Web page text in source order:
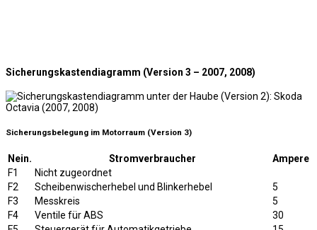
Sicherungskastendiagramm (Version 3 – 2007, 2008)
Sicherungsbelegung im Motorraum (Version 3)
Nein. Stromverbraucher
Ampere
F1
Nicht zugeordnet
F2
Scheibenwischerhebel und Blinkerhebel
5
F3
Messkreis
5
F4
Ventile für ABS
30